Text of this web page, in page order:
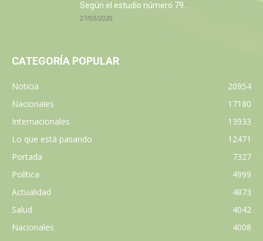
Según el estudio número 79...
27/03/2020
CATEGORÍA POPULAR
Noticia
20954
Nacionales
17180
Internacionales
13933
Lo que está pasando
12471
Portada
7327
Política
4999
Actualidad
4873
Salud
4042
Nacionales
4008